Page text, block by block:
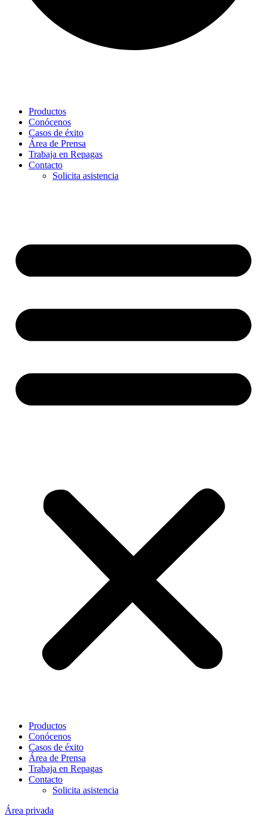
Productos
Conócenos
Casos de éxito
Área de Prensa
Trabaja en Repagas
Contacto
Solicita asistencia
Productos
Conócenos
Casos de éxito
Área de Prensa
Trabaja en Repagas
Contacto
Solicita asistencia
Área privada